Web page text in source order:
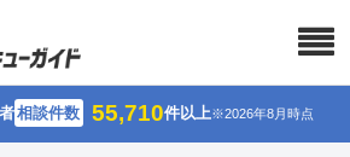
相談件数 55,710件以上※2026年8月時点